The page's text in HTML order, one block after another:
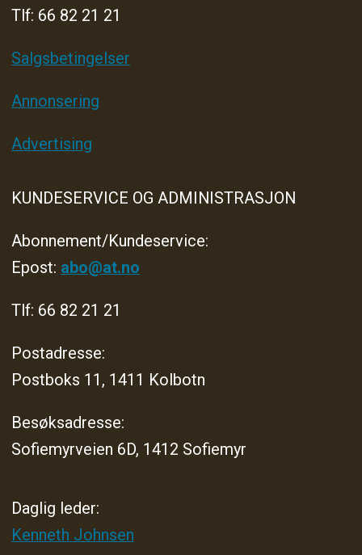
Tlf: 66 82 21 21
Salgsbetingelser
Annonsering
Advertising
KUNDESERVICE OG ADMINISTRASJON
Abonnement/Kundeservice:
Epost: abo@at.no
Tlf: 66 82 21 21
Postadresse:
Postboks 11, 1411 Kolbotn
Besøksadresse:
Sofiemyrveien 6D, 1412 Sofiemyr
Daglig leder:
Kenneth Johnsen